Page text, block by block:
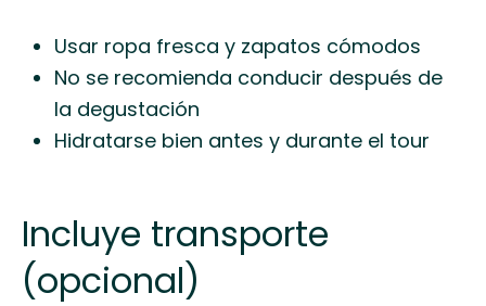
Usar ropa fresca y zapatos cómodos
No se recomienda conducir después de
la degustación
Hidratarse bien antes y durante el tour
Incluye transporte
(opcional)